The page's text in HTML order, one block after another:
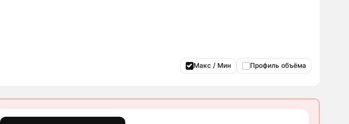
Макс / Мин Профиль объёма